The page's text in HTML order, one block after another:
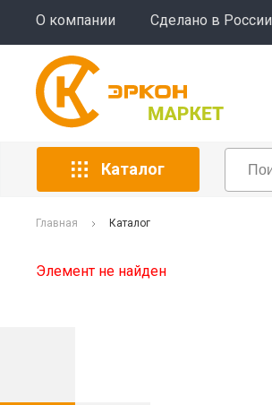
О компании Сделано в России
Каталог
Главная Каталог
Элемент не найден